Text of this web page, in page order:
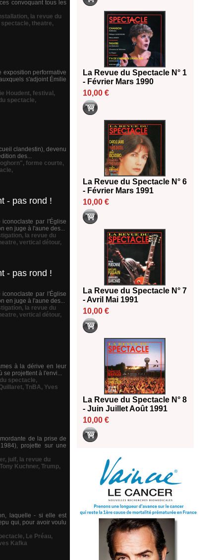
convoquant tous les
, la revue du
spectacle, theatre,
exposition performative
s'adjoint Émilie
Houdent, festival ,
spectacle,
clandestin), devenu
des...
, forme courte,
,
- pas rond !
par l'Église
en juge à l'aune des...
, la revue du
, vertical détour,
- pas rond !
par l'Église
en juge à l'aune des...
, la revue du
, vertical détour,
à la dérive en leur
se projettent à l'envi...
spectacle,
, TnBA, Yves
de la prise de
projette sur une
, juif, la revue du
Tony Kuchner, Trump,
laquelle - si elle est
qui, pour avoir voulu
, Le Préau,
Kafka
La Revue du Spectacle N° 1
- Février Mars 1990
10,00 €
La Revue du Spectacle N° 6
- Février Mars 1991
10,00 €
La Revue du Spectacle N° 7
- Avril Mai 1991
10,00 €
La Revue du Spectacle N° 8
- Juin Juillet Août 1991
10,00 €